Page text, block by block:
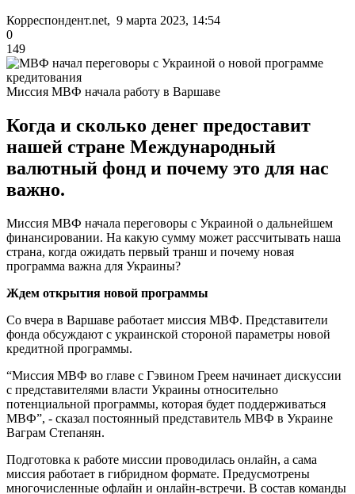
Корреспондент.net, 9 марта 2023, 14:54
0
149
Миссия МВФ начала работу в Варшаве
Когда и сколько денег предоставит
нашей стране Международный
валютный фонд и почему это для нас
важно.
Миссия МВФ начала переговоры с Украиной о дальнейшем
финансировании. На какую сумму может рассчитывать наша
страна, когда ожидать первый транш и почему новая
программа важна для Украины?
Ждем открытия новой программы
Со вчера в Варшаве работает миссия МВФ. Представители
фонда обсуждают с украинской стороной параметры новой
кредитной программы.
“Миссия МВФ во главе с Гэвином Греем начинает дискуссии
с представителями власти Украины относительно
потенциальной программы, которая будет поддерживаться
МВФ”, - сказал постоянный представитель МВФ в Украине
Ваграм Степанян.
Подготовка к работе миссии проводилась онлайн, а сама
миссия работает в гибридном формате. Предусмотрены
многочисленные офлайн и онлайн-встречи. В состав команды